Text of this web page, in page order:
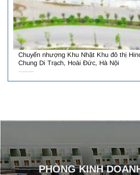
Chuyển nhượng Khu Nhật Khu đô thị
Chung Di Trạch, Hoài Đức, Hà Nội
PHÒNG KINH